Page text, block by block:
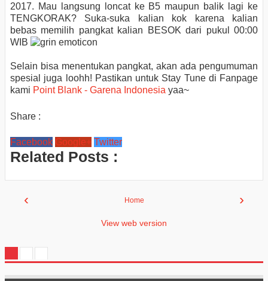
2017. Mau langsung loncat ke B5 maupun balik lagi ke
TENGKORAK? Suka-suka kalian kok karena kalian
bebas memilih pangkat kalian BESOK dari pukul 00:00
WIB
Selain bisa menentukan pangkat, akan ada pengumuman
spesial juga loohh! Pastikan untuk Stay Tune di Fanpage
kami Point Blank - Garena Indonesia yaa~
Share :
Facebook Google+ Twitter
Related Posts :
‹ ›
Home
View web version